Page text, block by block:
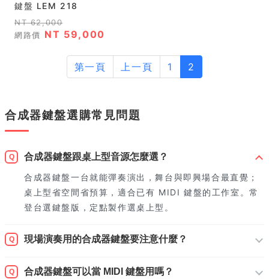
鍵盤 LEM 218
NT 62,000
網路價 NT 59,000
第一頁 上一頁 1 2
合成器鍵盤選購常見問題
Q
合成器鍵盤跟桌上型音源怎麼選？
合成器鍵盤一台就能彈奏演出，舞台與即興場合最直覺；
桌上型省空間省預算，適合已有 MIDI 鍵盤的工作室。常
登台選鍵盤版，定點製作選桌上型。
Q 現場演奏用的合成器鍵盤要注意什麼？
Q 合成器鍵盤可以當 MIDI 鍵盤用嗎？